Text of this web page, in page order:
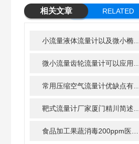
相关文章
RELATED